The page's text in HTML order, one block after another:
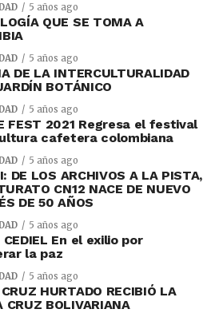
5 años ago
QUE SE TOMA A
5 años ago
DE LA INTERCULTURALIDAD
BOTÁNICO
5 años ago
FEST 2021 Regresa el festival
cafetera colombiana
5 años ago
DE LOS ARCHIVOS A LA PISTA,
CN12 NACE DE NUEVO
DE 50 AÑOS
5 años ago
CEDIEL En el exilio por
la paz
5 años ago
HURTADO RECIBIÓ LA
CRUZ BOLIVARIANA